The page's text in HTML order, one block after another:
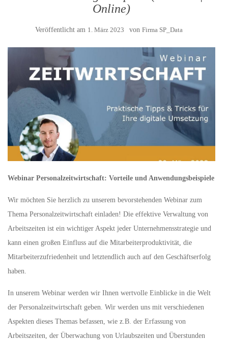
Online)
Veröffentlicht am 1. März 2023 von Firma SP_Data
Webinar Personalzeitwirtschaft: Vorteile und Anwendungsbeispiele
Wir möchten Sie herzlich zu unserem bevorstehenden Webinar zum
Thema Personalzeitwirtschaft einladen! Die effektive Verwaltung von
Arbeitszeiten ist ein wichtiger Aspekt jeder Unternehmensstrategie und
kann einen großen Einfluss auf die Mitarbeiterproduktivität, die
Mitarbeiterzufriedenheit und letztendlich auch auf den Geschäftserfolg
haben.
In unserem Webinar werden wir Ihnen wertvolle Einblicke in die Welt
der Personalzeitwirtschaft geben. Wir werden uns mit verschiedenen
Aspekten dieses Themas befassen, wie z.B. der Erfassung von
Arbeitszeiten, der Überwachung von Urlaubszeiten und Überstunden